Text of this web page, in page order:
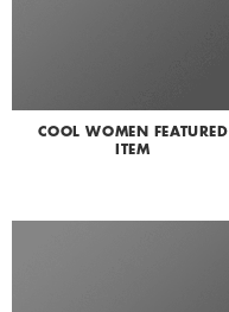
COOL WOMEN FEATURED
ITEM